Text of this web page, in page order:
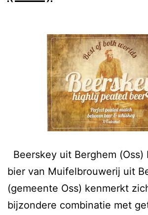
Beerskey uit Berghem (Oss)
bier van Muifelbrouwerij uit
(gemeente Oss) kenmerkt
bijzondere combinatie met